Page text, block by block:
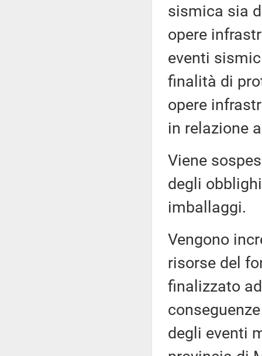
sismica sia
opere
eventi
finalità di
opere
in relazione
Viene
degli
imballaggi.
Vengono
risorse del
finalizzato
degli eventi